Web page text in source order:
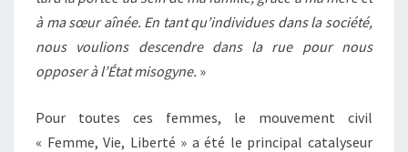
à ma sœur aînée. En tant qu’individues dans la société,
nous voulions descendre dans la rue pour nous
opposer à l’État misogyne. »
Pour toutes ces femmes, le mouvement civil
« Femme, Vie, Liberté » a été le principal catalyseur